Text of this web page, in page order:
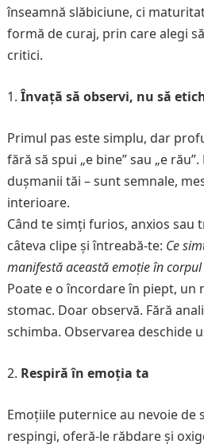
înseamnă slăbiciune, ci
formă de curaj, prin care alegi
critici.
Învață să observi, nu să
Primul pas este simplu, dar
fără să spui „e bine” sau „e
dușmanii tăi – sunt semnale,
interioare.
Când te simți furios, anxios sau
câteva clipe și întreabă-te: Ce
manifestă această emoție în corpul
Poate e o încordare în piept, un
stomac. Doar observă. Fără
schimba. Observarea deschide
Respiră în emoția ta
Emoțiile puternice au nevoie de
respingi, oferă-le răbdare și